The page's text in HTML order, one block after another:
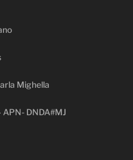
Mighella
DNDA#MJ